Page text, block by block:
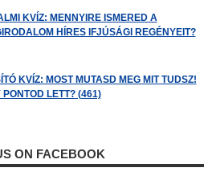
KVÍZ: MENNYIRE ISMERED A
HÍRES IFJÚSÁGI REGÉNYEIT?
KVÍZ: MOST MUTASD MEG MIT TUDSZ!
LETT? (461)
ON FACEBOOK